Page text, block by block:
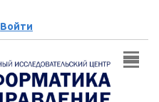
Войти